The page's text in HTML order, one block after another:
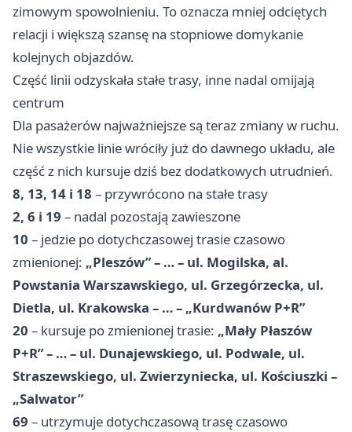
zimowym spowolnieniu. To oznacza mniej odciętych
relacji i większą szansę na stopniowe domykanie
kolejnych objazdów.
Część linii odzyskała stałe trasy, inne nadal omijają
centrum
Dla pasażerów najważniejsze są teraz zmiany w ruchu.
Nie wszystkie linie wróciły już do dawnego układu, ale
część z nich kursuje dziś bez dodatkowych utrudnień.
8, 13, 14 i 18 – przywrócono na stałe trasy
2, 6 i 19 – nadal pozostają zawieszone
10 – jedzie po dotychczasowej trasie czasowo
zmienionej: „Pleszów” – … – ul. Mogilska, al.
Powstania Warszawskiego, ul. Grzegórzecka, ul.
Dietla, ul. Krakowska – … – „Kurdwanów P+R”
20 – kursuje po zmienionej trasie: „Mały Płaszów
P+R” – … – ul. Dunajewskiego, ul. Podwale, ul.
Straszewskiego, ul. Zwierzyniecka, ul. Kościuszki –
„Salwator”
69 – utrzymuje dotychczasową trasę czasowo